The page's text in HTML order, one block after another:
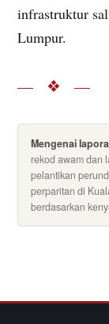
infrastruktur
Lumpur.
— ❖ —
Mengenai
rekod awam dan
pelantikan
perparitan di
berdasarkan